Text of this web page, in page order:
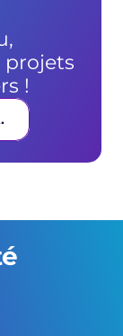
projets
!